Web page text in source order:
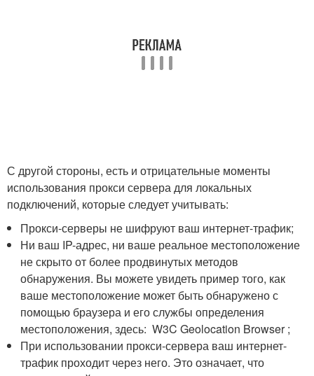
С другой стороны, есть и отрицательные моменты
использования прокси сервера для локальных
подключений, которые следует учитывать:
Прокси-серверы не шифруют ваш интернет-трафик;
Ни ваш IP-адрес, ни ваше реальное местоположение
не скрыто от более продвинутых методов
обнаружения. Вы можете увидеть пример того, как
ваше местоположение может быть обнаружено с
помощью браузера и его службы определения
местоположения, здесь: W3C Geolocation Browser ;
При использовании прокси-сервера ваш интернет-
трафик проходит через него. Это означает, что